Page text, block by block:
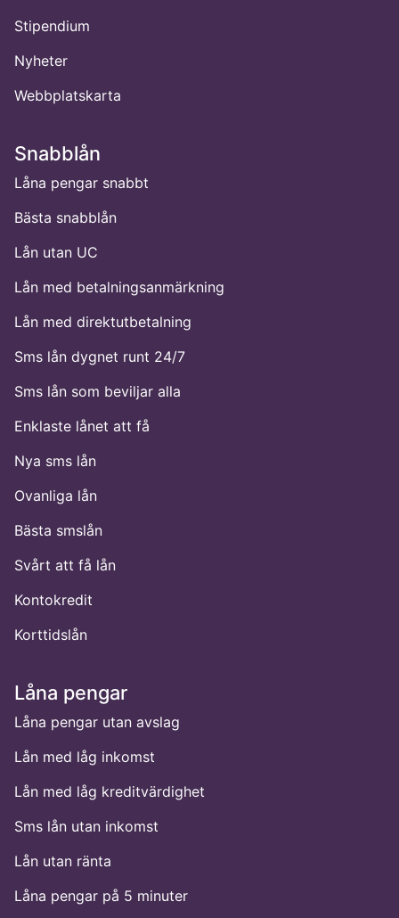
Stipendium
Nyheter
Webbplatskarta
Snabblån
Låna pengar snabbt
Bästa snabblån
Lån utan UC
Lån med betalningsanmärkning
Lån med direktutbetalning
Sms lån dygnet runt 24/7
Sms lån som beviljar alla
Enklaste lånet att få
Nya sms lån
Ovanliga lån
Bästa smslån
Svårt att få lån
Kontokredit
Korttidslån
Låna pengar
Låna pengar utan avslag
Lån med låg inkomst
Lån med låg kreditvärdighet
Sms lån utan inkomst
Lån utan ränta
Låna pengar på 5 minuter